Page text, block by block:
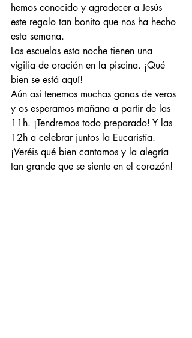
hemos conocido y agradecer a Jesús
este regalo tan bonito que nos ha hecho
esta semana.
Las escuelas esta noche tienen una
vigilia de oración en la piscina. ¡Qué
bien se está aquí!
Aún así tenemos muchas ganas de veros
y os esperamos mañana a partir de las
11h. ¡Tendremos todo preparado! Y las
12h a celebrar juntos la Eucaristía.
¡Veréis qué bien cantamos y la alegría
tan grande que se siente en el corazón!